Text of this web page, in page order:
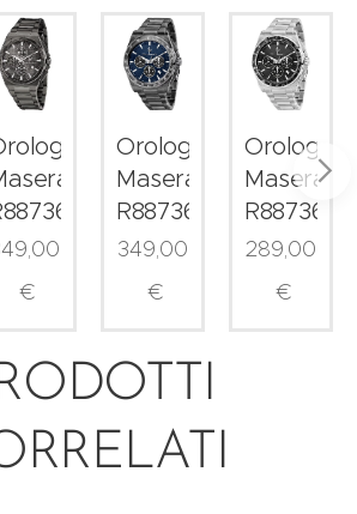
€
Orologio
Maserati
R8873652015
349,00
€
Orologio
Maserati
289,00
€